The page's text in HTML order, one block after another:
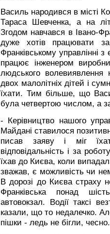
Василь народився в місті
Тараса Шевченка, а на
Згодом навчався в Івано-
дуже хотів працювати
Франківському управлінні з
працює інженером
людського
двох малолітніх дітей і
їхати. Тим більше, що
була четвертою числом, а
- Керівництво нашого
Майдані ставилося
писав заяву і міг
відповідальність і за
їхав до Києва, коли
зважав, є можливість чи
В дорозі до Києва страху
Франківська понад
автовокзал. Водії таксі
казали, що то недалечко.
пішки - ледь не бігли, чесно.